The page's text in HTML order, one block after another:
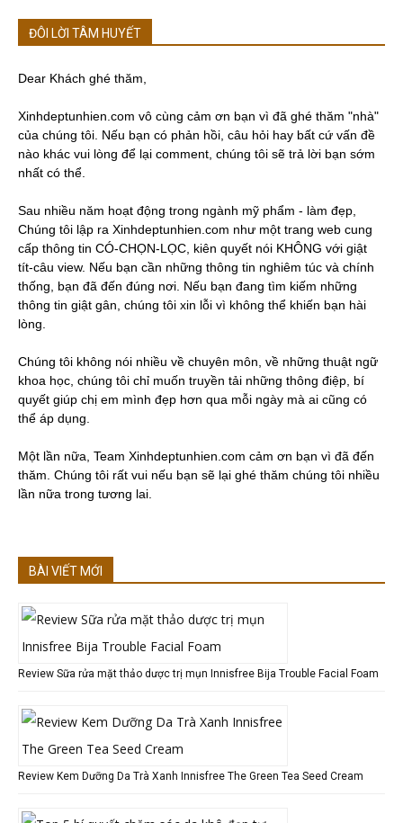
ĐÔI LỜI TÂM HUYẾT
Dear Khách ghé thăm,
Xinhdeptunhien.com vô cùng cảm ơn bạn vì đã ghé thăm "nhà"
của chúng tôi. Nếu bạn có phản hồi, câu hỏi hay bất cứ vấn đề
nào khác vui lòng để lại comment, chúng tôi sẽ trả lời bạn sớm
nhất có thể.
Sau nhiều năm hoạt động trong ngành mỹ phẩm - làm đẹp,
Chúng tôi lập ra Xinhdeptunhien.com như một trang web cung
cấp thông tin CÓ-CHỌN-LỌC, kiên quyết nói KHÔNG với giật
tít-câu view. Nếu bạn cần những thông tin nghiêm túc và chính
thống, bạn đã đến đúng nơi. Nếu bạn đang tìm kiếm những
thông tin giật gân, chúng tôi xin lỗi vì không thể khiến bạn hài
lòng.
Chúng tôi không nói nhiều về chuyên môn, về những thuật ngữ
khoa học, chúng tôi chỉ muốn truyền tải những thông điệp, bí
quyết giúp chị em mình đẹp hơn qua mỗi ngày mà ai cũng có
thể áp dụng.
Một lần nữa, Team Xinhdeptunhien.com cảm ơn bạn vì đã đến
thăm. Chúng tôi rất vui nếu bạn sẽ lại ghé thăm chúng tôi nhiều
lần nữa trong tương lai.
BÀI VIẾT MỚI
Review Sữa rửa mặt thảo dược trị mụn Innisfree Bija Trouble Facial Foam
Review Kem Dưỡng Da Trà Xanh Innisfree The Green Tea Seed Cream